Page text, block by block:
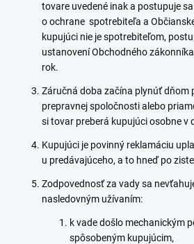
tovare uvedené inak a postupuje
o ochrane spotrebiteľa a
kupujúci nie je spotrebiteľom,
ustanovení Obchodného
rok.
Záručná doba začína plynúť dňom
prepravnej spoločnosti alebo
si tovar preberá kupujúci osobne v
Kupujúci je povinný reklamáciu
u predávajúceho, a to hneď po
Zodpovednosť za vady sa
nasledovným užívaním:
k vade došlo mechanickým
spôsobeným kupujúcim,